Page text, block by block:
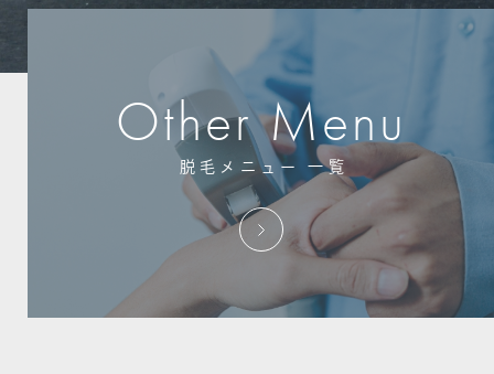
Other Menu
脱毛メニュー 一覧